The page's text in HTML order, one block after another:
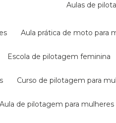
aulas de
aula prática de moto para
escola de pilotagem feminina
curso de pilotagem para
aula de pilotagem para mulheres